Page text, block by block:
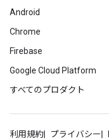
Android
Chrome
Firebase
Google Cloud Platform
すべてのプロダクト
利用規約 プライバシー